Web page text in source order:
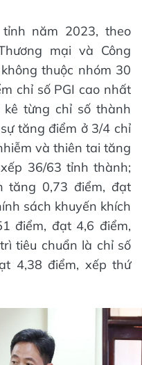
năm 2023, theo
mại và Công
thuộc nhóm 30
chỉ số PGI cao nhất
kê từng chỉ số thành
tăng điểm ở 3/4 chỉ
và thiên tai tăng
36/63 tỉnh thành;
tăng 0,73 điểm, đạt
sách khuyến khích
điểm, đạt 4,6 điểm,
tiêu chuẩn là chỉ số
4,38 điểm, xếp thứ